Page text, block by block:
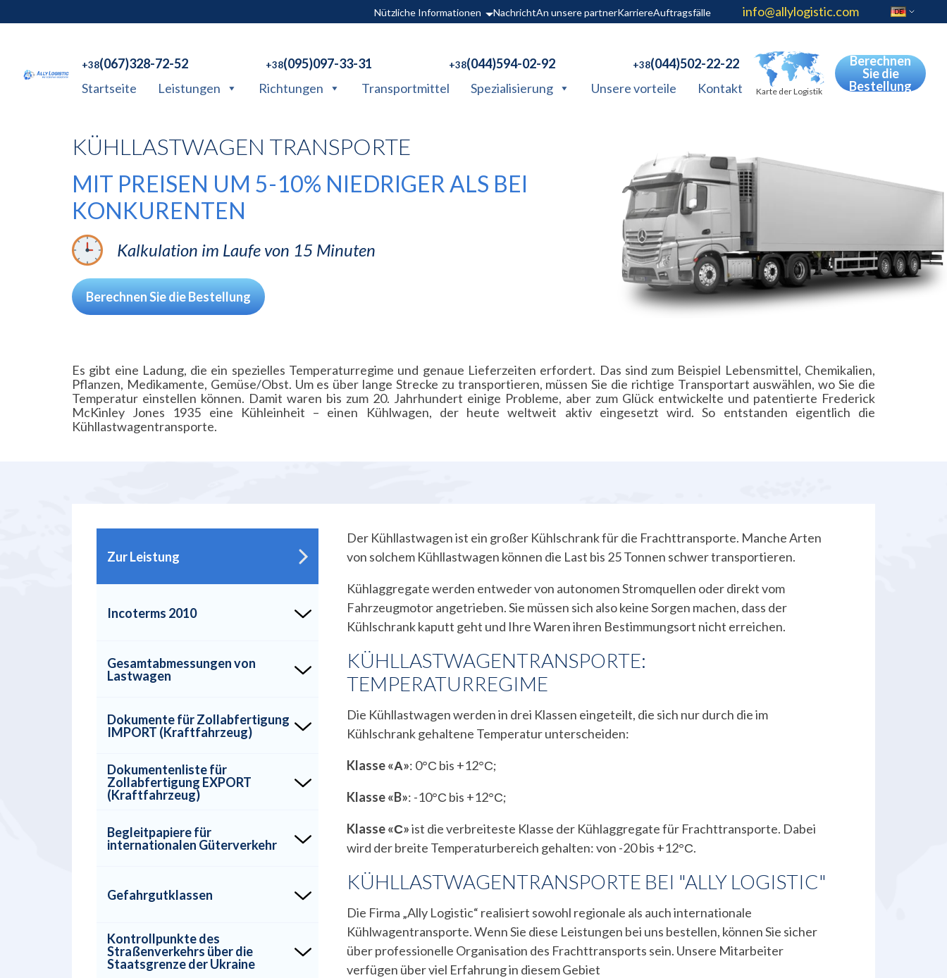
Nützliche Informationen NachrichtAn unsere partnerKarriereAuftragsfälle info@allylogistic.com DE
+38(067)328-72-52 +38(095)097-33-31 +38(044)594-02-92 +38(044)502-22-22
Startseite
Leistungen Richtungen Transportmittel Spezialisierung Unsere vorteile Kontakt Karte der Logistik
Berechnen
Sie die
Bestellung
KÜHLLASTWAGEN TRANSPORTE
MIT PREISEN UM 5-10% NIEDRIGER ALS BEI
KONKURENTEN
Kalkulation im Laufe von 15 Minuten
Berechnen Sie die Bestellung
Es gibt eine Ladung, die ein spezielles Temperaturregime und genaue Lieferzeiten erfordert. Das sind zum Beispiel Lebensmittel, Chemikalien,
Pflanzen, Medikamente, Gemüse/Obst. Um es über lange Strecke zu transportieren, müssen Sie die richtige Transportart auswählen, wo Sie die
Temperatur einstellen können. Damit waren bis zum 20. Jahrhundert einige Probleme, aber zum Glück entwickelte und patentierte Frederick
McKinley Jones 1935 eine Kühleinheit – einen Kühlwagen, der heute weltweit aktiv eingesetzt wird. So entstanden eigentlich die
Kühllastwagentransporte.
Zur Leistung
Incoterms 2010
Gesamtabmessungen von
Lastwagen
Dokumente für Zollabfertigung
IMPORT (Kraftfahrzeug)
Dokumentenliste für
Zollabfertigung EXPORT
(Kraftfahrzeug)
Begleitpapiere für
internationalen Güterverkehr
Gefahrgutklassen
Kontrollpunkte des
Straßenverkehrs über die
Staatsgrenze der Ukraine
Der Kühllastwagen ist ein großer Kühlschrank für die Frachttransporte. Manche Arten
von solchem Kühllastwagen können die Last bis 25 Tonnen schwer transportieren.
Kühlaggregate werden entweder von autonomen Stromquellen oder direkt vom
Fahrzeugmotor angetrieben. Sie müssen sich also keine Sorgen machen, dass der
Kühlschrank kaputt geht und Ihre Waren ihren Bestimmungsort nicht erreichen.
KÜHLLASTWAGENTRANSPORTE:
TEMPERATURREGIME
Die Kühllastwagen werden in drei Klassen eingeteilt, die sich nur durch die im
Kühlschrank gehaltene Temperatur unterscheiden:
Klasse «А»: 0°С bis +12°С;
Klasse «B»: -10°С bis +12°С;
Klasse «С»ist die verbreiteste Klasse der Kühlaggregate für Frachttransporte. Dabei
wird der breite Temperaturbereich gehalten: von -20 bis +12°С.
KÜHLLASTWAGENTRANSPORTE BEI "ALLY LOGISTIC"
Die Firma „Ally Logistic“ realisiert sowohl regionale als auch internationale
Kühlwagentransporte. Wenn Sie diese Leistungen bei uns bestellen, können Sie sicher
über professionelle Organisation des Frachttransports sein. Unsere Mitarbeiter
verfügen über viel Erfahrung in diesem Gebiet